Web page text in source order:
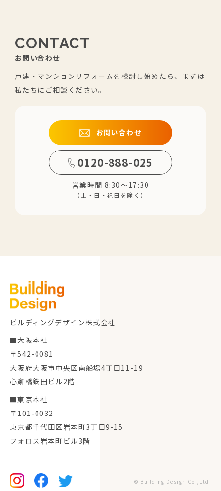
CONTACT
お問い合わせ
戸建・マンションリフォームを検討し始めたら、まずは
私たちにご相談ください。
お問い合わせ
0120-888-025
営業時間 8:30～17:30
（土・日・祝日を除く）
ビルディングデザイン株式会社
■大阪本社
〒542-0081
大阪府大阪市中央区南船場4丁目11-19
心斎橋鉄田ビル2階
■東京本社
〒101-0032
東京都千代田区岩本町3丁目9-15
フォロス岩本町ビル3階
© Building Design.Co.,Ltd.